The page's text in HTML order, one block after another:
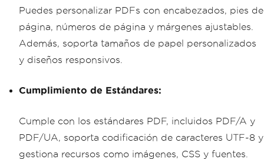
Puedes personalizar PDFs con encabezados, pies de
página, números de página y márgenes ajustables.
Además, soporta tamaños de papel personalizados
y diseños responsivos.
Cumplimiento de Estándares:
Cumple con los estándares PDF, incluidos PDF/A y
PDF/UA, soporta codificación de caracteres UTF-8 y
gestiona recursos como imágenes, CSS y fuentes.